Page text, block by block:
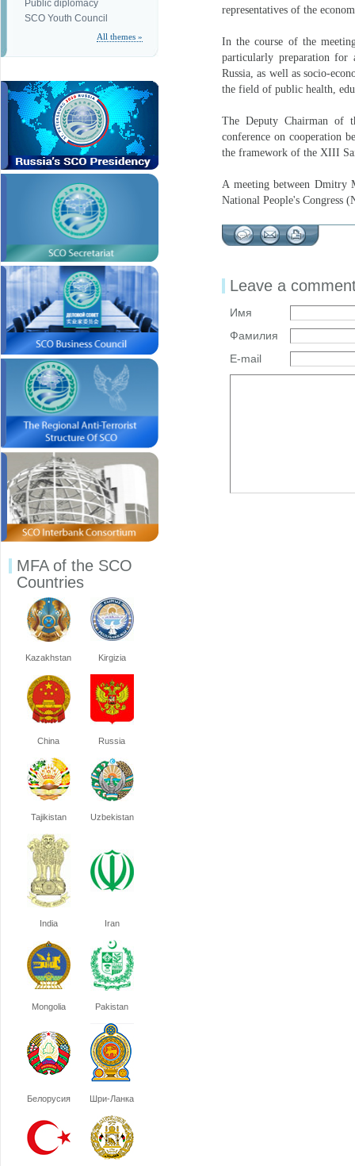
Public diplomacy
SCO Youth Council
All themes »
MFA of the SCO
Countries
Kazakhstan Kirgizia
China Russia
Tajikistan Uzbekistan
India Iran
Mongolia Pakistan
Белорусия Шри-Ланка
representatives of the
In the course of the
particularly preparation for
Russia, as well as socio-
the field of public health,
The Deputy Chairman of
conference on cooperation
the framework of the XIII
A meeting between Dmitry
National People's Congress
Leave a
Имя
Фамилия
E-mail